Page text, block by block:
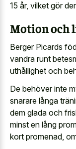
15 år, vilket gör
Motion och
Berger Picards
vandra runt
uthållighet och
De behöver inte
snarare långa
dem glada och
minst en lång
kort promenad,